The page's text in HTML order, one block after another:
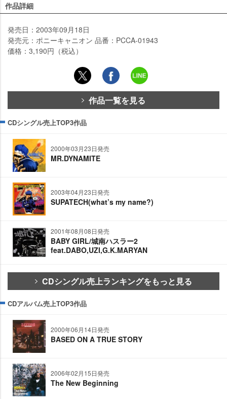
作品詳細
発売日：2003年09月18日
発売元：ポニーキャニオン 品番：PCCA-01943
価格：3,190円（税込）
作品一覧を見る
CDシングル売上TOP3作品
2000年03月23日発売
MR.DYNAMITE
2003年04月23日発売
SUPATECH(what’s my name?)
2001年08月08日発売
BABY GIRL/城南ハスラー2
feat.DABO,UZI,G.K.MARYAN
CDシングル売上ランキングをもっと見る
CDアルバム売上TOP3作品
2000年06月14日発売
BASED ON A TRUE STORY
2006年02月15日発売
The New Beginning